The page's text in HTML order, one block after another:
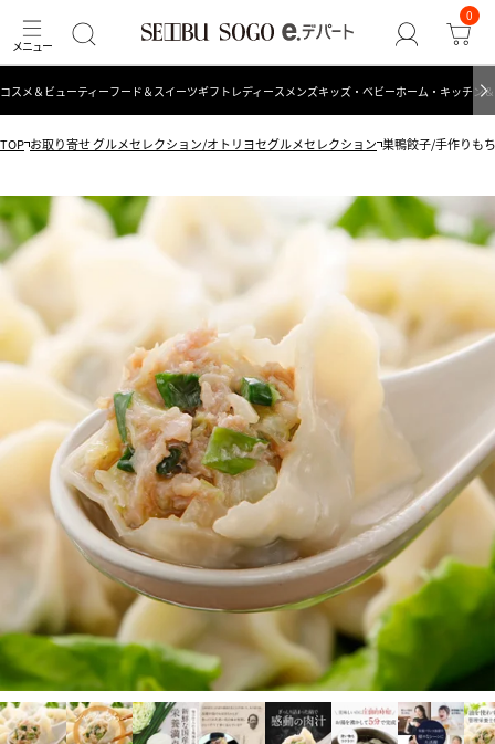
0
コスメ＆ビューティーフード＆スイーツギフト レディース メンズキッズ・ベビーホーム・キッチン
TOP お取り寄せ グルメセレクション/オトリヨセグルメセレクション 巣鴨餃子/手作りも